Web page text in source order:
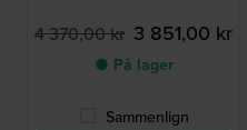
4 370,00 kr 3 851,00 kr
● På lager
Sammenlign